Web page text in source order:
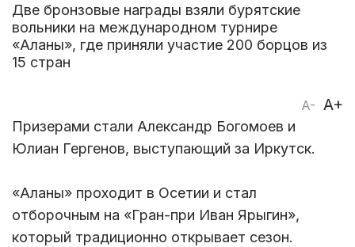
Две бронзовые награды взяли бурятские
вольники на международном турнире
«Аланы», где приняли участие 200 борцов из
15 стран
A- A+
Призерами стали Александр Богомоев и
Юлиан Гергенов, выступающий за Иркутск.
«Аланы» проходит в Осетии и стал
отборочным на «Гран-при Иван Ярыгин»,
который традиционно открывает сезон.